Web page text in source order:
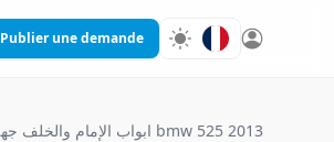
Publier une demande
ابواب الإمام والخلف جهة اليمين bmw 525 2013